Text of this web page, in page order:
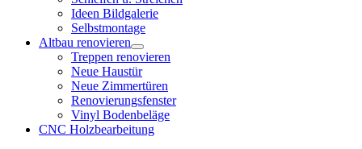
Ideen Bildgalerie
Selbstmontage
Altbau renovieren
Treppen renovieren
Neue Haustür
Neue Zimmertüren
Renovierungsfenster
Vinyl Bodenbeläge
CNC Holzbearbeitung